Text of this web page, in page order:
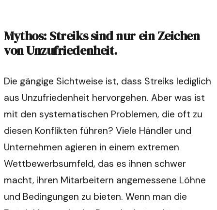
Mythos: Streiks sind nur ein Zeichen
von Unzufriedenheit.
Die gängige Sichtweise ist, dass Streiks lediglich
aus Unzufriedenheit hervorgehen. Aber was ist
mit den systematischen Problemen, die oft zu
diesen Konflikten führen? Viele Händler und
Unternehmen agieren in einem extremen
Wettbewerbsumfeld, das es ihnen schwer
macht, ihren Mitarbeitern angemessene Löhne
und Bedingungen zu bieten. Wenn man die